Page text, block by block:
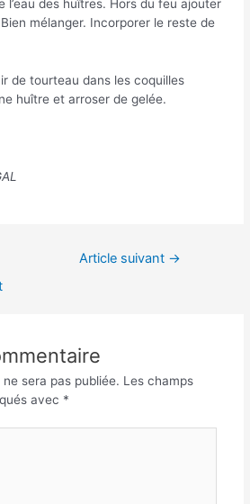
l’eau des huîtres. Hors du feu ajouter
mélanger. Incorporer le reste de
de tourteau dans les coquilles
huître et arroser de gelée.
Article suivant →
sera pas publiée. Les champs
avec *